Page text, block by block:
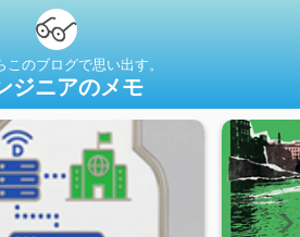
このブログで思い出す。
ジニアのメモ